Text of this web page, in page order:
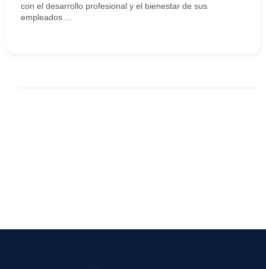
con el desarrollo profesional y el bienestar de sus
empleados ...